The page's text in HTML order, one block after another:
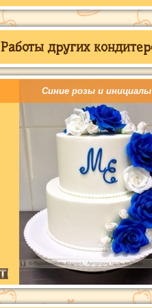
Работы других
Синие розы и инициалы